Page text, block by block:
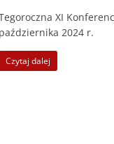
XI
2024 r.
Czytaj dalej